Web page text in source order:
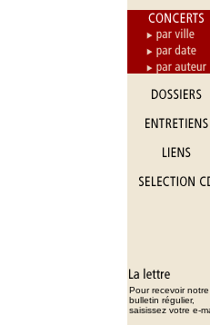
Pour recevoir notre
bulletin régulier,
saisissez votre e-